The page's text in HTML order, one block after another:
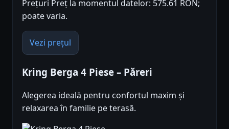
Prețuri Preț la momentul datelor: 575.61 RON;
poate varia.
Vezi prețul
Kring Berga 4 Piese – Păreri
Alegerea ideală pentru confortul maxim și
relaxarea în familie pe terasă.